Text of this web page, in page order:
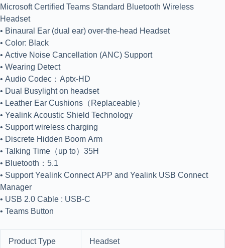
Microsoft Certified Teams Standard Bluetooth Wireless
Headset
• Binaural Ear (dual ear) over-the-head Headset
• Color: Black
• Active Noise Cancellation (ANC) Support
• Wearing Detect
• Audio Codec：Aptx-HD
• Dual Busylight on headset
• Leather Ear Cushions（Replaceable）
• Yealink Acoustic Shield Technology
• Support wireless charging
• Discrete Hidden Boom Arm
• Talking Time（up to）35H
• Bluetooth：5.1
• Support Yealink Connect APP and Yealink USB Connect
Manager
• USB 2.0 Cable : USB-C
• Teams Button
Product Type
Headset